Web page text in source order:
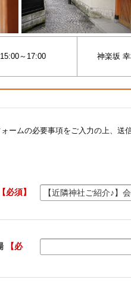
15:00～17:00 神楽坂